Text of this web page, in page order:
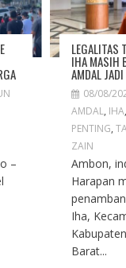
–
LEGALITAS
IHA MASIH
AMDAL
08/08/
AMDAL, IHA,
PENTING,
ZAIN
Ambon,
Harapan
Iha,
Barat...